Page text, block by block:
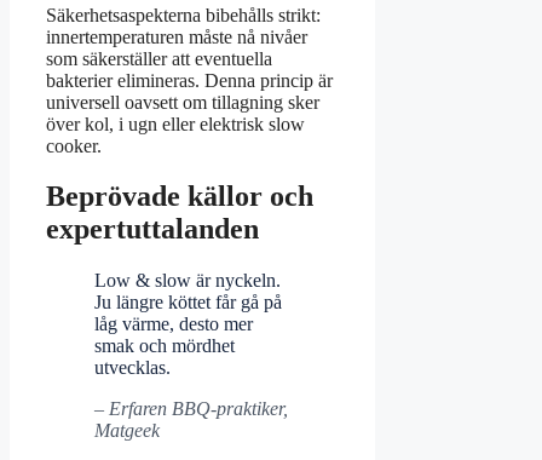
Säkerhetsaspekterna bibehålls strikt:
innertemperaturen måste nå nivåer
som säkerställer att eventuella
bakterier elimineras. Denna princip är
universell oavsett om tillagning sker
över kol, i ugn eller elektrisk slow
cooker.
Beprövade källor och
expertuttalanden
Low & slow är nyckeln.
Ju längre köttet får gå på
låg värme, desto mer
smak och mördhet
utvecklas.
– Erfaren BBQ-praktiker,
Matgeek